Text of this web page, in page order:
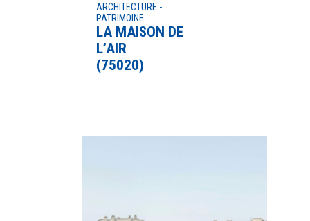
ARCHITECTURE -
PATRIMOINE
LA MAISON DE
L’AIR
(75020)